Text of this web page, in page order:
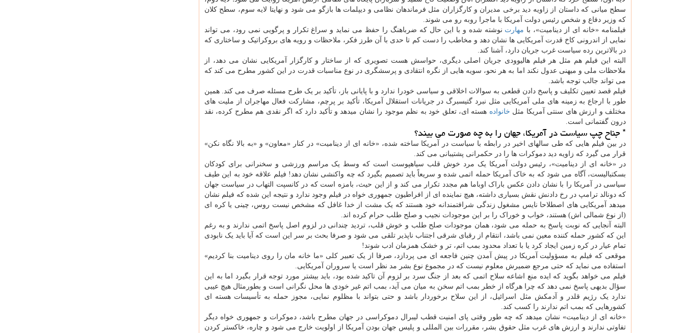
سطح میانی که داستان از زاویه دید برخی مدیران و کارگزاران مثل فرماندهان نظامی و دیپلمات ها بازگو می شود و نهایتا لایه سوم، سطح کلان
که وزیر دفاع و شخص رئیس دولت آمریکا با ماجرا روبه رو می شوند.
فیلمنامه «خانه ای از دینامیت»، با مهارت نوشته شده و با این حال که ضرباهنگ را حفظ می نماید و سراغ تکرار و پرگویی نمی رود، می تواند
نمایی از اندرونی کاخ قدرت آمریکایی ها نشان دهد و مخاطب را دست کم تا حدی با آن طرز فکر، ملاحظات و رویه های بروکراتیک و ساختاری که
در بالاترین رده سیاست غرب جریان دارد، آشنا کند.
البته این فیلم هم مثل هر فیلم هالیوودی جریان اصلی دیگری، حواسش هست تصویری که از ساختار و کارگزار آمریکایی نشان می دهد، از
ملاحظات ملی و میهنی عدول نکند اما به هر نحو، سویه هایی از نگره انتقادی و پرسشگری در نوع مناسبات قدرت در این کشور مطرح می کند که
می تواند جالب توجه باشد.
فیلم قصد تعیین تکلیف و پاسخ دادن قطعی به سوالات اخلاقی و سیاسی خودرا ندارد و با پایانی باز، تأکید بر یک طرح مسئله صرف می کند. همین
طور با ارجاع به زمینه های ملی آمریکایی مثل نبرد گتیسبرگ در جریانات استقلال آمریکا، تأکید بر پرچم، مشارکت فعال مهاجران از ملیت های
مختلف و ارزش های سنتی آمریکا مثل خانواده هسته ای، تعلق خود به نظم موجود را نشان میدهد و تأکید دارد که اگر نقدی هم مطرح کرده، نقد
درون گفتمانی است.
* جناح چپ سیاست در آمریکا، جهان را به چه صورت می بیند؟
در بین فیلم هایی که طی سالهای اخیر در رابطه با سیاست در آمریکا ساخته شده، «خانه ای از دینامیت» در کنار «معاون» و «به بالا نگاه نکن»
قرار می گیرد که زاویه دید دموکرات ها را در حکمرانی پشتیبانی می کند.
در «خانه ای از دینامیت»، رئیس دولت آمریکا یک مرد خوش قلب سیاهپوست است که وسط یک مراسم ورزشی و سخنرانی برای کودکان
بسکتبالیست، آگاه می شود که به خاک آمریکا حمله اتمی شده و سریعاً باید تصمیم بگیرد که چه واکنشی نشان دهد! فیلم علاقه خود به این طیف
سیاسی در آمریکا را با نشان دادن عکس باراک اوباما هم مجدد تکرار می کند و از این حیث، بامزه است که در کانسپت التهاب در سیاست جهان
که دونالد ترامپ در رخ دادنش نقش بسیاری داشته، هیچ نماینده ای از افراطیون جمهوری خواه در فیلم وجود ندارد و نتیجه این شده که فیلم نشان
میدهد آمریکایی های اصطلاحا نایس مشغول زندگی شرافتمندانه خود هستند که یک مشت از خدا غافل که مشخص نیست روس، چینی یا کره ای
(از نوع شمالی اش) هستند، خواب و خوراک را بر این موجودات نجیب و صلح طلب حرام کرده اند.
البته آنجایی که نوبت پاسخ به حمله می شود، همان موجودات صلح طلب و خوش قلب، تردید چندانی در لزوم اصل پاسخ اتمی ندارند و به رغم
این که کشور حمله کننده معین نمی باشد، انتقام از رقبای شرقی اجتناب ناپذیر تلقی می شود و صرفا بحث بر سر این است که آیا باید یک نابودی
تمام عیار در کره زمین ایجاد کرد یا با تعداد محدود بمب اتم، تر و خشک همزمان ادب شوند!
موقعی که فیلم به مسؤولیت آمریکا در پیش آمدن چنین فاجعه ای می پردازد، صرفا از یک تعبیر کلی «ما خانه مان را روی دینامیت بنا کردیم»
استفاده می نماید که حتی مرجع ضمیرش معلوم نیست که در مجموع نوع بشر مد نظر است یا سروران آمریکایی.
فیلم می خواهد بگوید که ایده منع اشاعه سلاح اتمی که بعد از جنگ سرد بر لزوم آن تاکید شده بود، باید بیشتر مورد توجه قرار بگیرد اما به این
سؤال بدیهی پاسخ نمی دهد که چرا هرگاه از خطر بمب اتم سخن به میان می آید، بمب اتم غیر خودی ها محل نگرانی است و بطورمثال هیچ عیبی
ندارد یک رژیم قلدر و آدمکش مثل اسرائیل، از این سلاح برخوردار باشد و حتی بتواند با مظلوم نمایی، مجوز حمله به تأسیسات هسته ای
کشورهایی که بمب اتم ندارند را کسب کند.
«خانه ای از دینامیت» نشان میدهد که چه طور وقتی پای امنیت قطب لیبرال دموکراسی در جهان مطرح باشد، دموکرات و جمهوری خواه دیگر
تفاوتی ندارند و ارزش های غرب مثل حقوق بشر، مقررات بین المللی و پلیس جهان بودن آمریکا از اولویت خارج می شود و چاره، خاکستر کردن